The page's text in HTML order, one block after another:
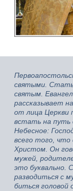
святыми.
святым.
рассказывает
от лица Церкви
встать на путь
Небесное:
всего того, что
Христом. Он
мужей,
это буквально.
разводиться с
биться головой